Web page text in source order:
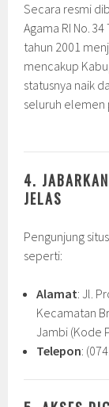
Secara resmi
Agama RI No.
tahun 2001
mencakup
statusnya naik
seluruh elemen
4.
JELAS
Pengunjung
seperti:
Alamat: Jl.
Kecamatan
Jambi (Kode
Telepon: